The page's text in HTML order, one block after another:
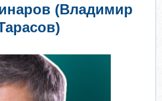
(Владимир